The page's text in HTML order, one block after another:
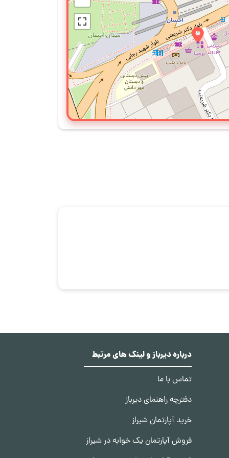
درباره دیرباز و لینک های مرتبط
تماس با ما
دفترچه راهنمای دیرباز
خرید آپارتمان شیراز
فروش آپارتمان یک خوابه در شیراز